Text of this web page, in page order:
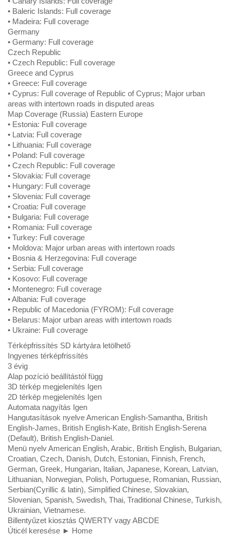
• Baleric Islands: Full coverage
• Madeira: Full coverage
Germany
• Germany: Full coverage
Czech Republic
• Czech Republic: Full coverage
Greece and Cyprus
• Greece: Full coverage
• Cyprus: Full coverage of Republic of Cyprus; Major urban
areas with intertown roads in disputed areas
Map Coverage (Russia) Eastern Europe
• Estonia: Full coverage
• Latvia: Full coverage
• Lithuania: Full coverage
• Poland: Full coverage
• Czech Republic: Full coverage
• Slovakia: Full coverage
• Hungary: Full coverage
• Slovenia: Full coverage
• Croatia: Full coverage
• Bulgaria: Full coverage
• Romania: Full coverage
• Turkey: Full coverage
• Moldova: Major urban areas with intertown roads
• Bosnia & Herzegovina: Full coverage
• Serbia: Full coverage
• Kosovo: Full coverage
• Montenegro: Full coverage
• Albania: Full coverage
• Republic of Macedonia (FYROM): Full coverage
• Belarus: Major urban areas with intertown roads
• Ukraine: Full coverage
Térképfrissítés SD kártyára letölhető
Ingyenes térképfrissítés
3 évig
Alap pozíció beállítástól függ
3D térkép megjelenítés Igen
2D térkép megjelenítés Igen
Automata nagyítás Igen
Hangutasítások nyelve American English-Samantha, British
English-James, British English-Kate, British English-Serena
(Default), British English-Daniel.
Menü nyelv American English, Arabic, British English, Bulgarian,
Croatian, Czech, Danish, Dutch, Estonian, Finnish, French,
German, Greek, Hungarian, Italian, Japanese, Korean, Latvian,
Lithuanian, Norwegian, Polish, Portuguese, Romanian, Russian,
Serbian(Cyrillic & latin), Simplified Chinese, Slovakian,
Slovenian, Spanish, Swedish, Thai, Traditional Chinese, Turkish,
Ukrainian, Vietnamese.
Billentyűzet kiosztás QWERTY vagy ABCDE
Úticél keresése ► Home